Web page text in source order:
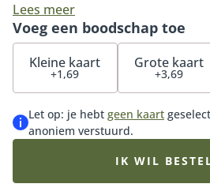
boeket is de perfecte manier om
boodschap over te brengen.
moment wordt met liefde
vakbloemist en bevat de
chocolade voor de ultieme
Lees meer
Voeg een boodschap toe
Kleine kaart
+1,69
Grote kaart
+3,69
Let op: je hebt geen kaart
anoniem verstuurd.
IK WIL